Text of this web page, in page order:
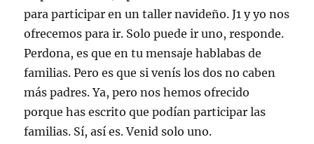
para participar en un taller navideño. J1 y yo nos
ofrecemos para ir. Solo puede ir uno, responde.
Perdona, es que en tu mensaje hablabas de
familias. Pero es que si venís los dos no caben
más padres. Ya, pero nos hemos ofrecido
porque has escrito que podían participar las
familias. Sí, así es. Venid solo uno.